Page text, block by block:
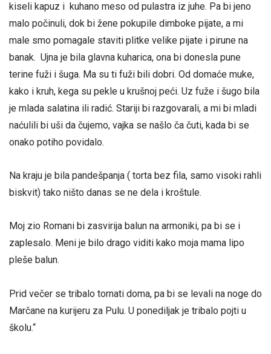
kiseli kapuz i kuhano meso od pulastra iz juhe. Pa bi jeno
malo počinuli, dok bi žene pokupile dimboke pijate, a mi
male smo pomagale staviti plitke velike pijate i pirune na
banak. Ujna je bila glavna kuharica, ona bi donesla pune
terine fuži i šuga. Ma su ti fuži bili dobri. Od domaće muke,
kako i kruh, kega su pekle u krušnoj peći. Uz fuže i šugo bila
je mlada salatina ili radić. Stariji bi razgovarali, a mi bi mladi
naćulili bi uši da čujemo, vajka se našlo ča čuti, kada bi se
onako potiho povidalo.
Na kraju je bila pandešpanja ( torta bez fila, samo visoki rahli
biskvit) tako ništo danas se ne dela i kroštule.
Moj zio Romani bi zasvirija balun na armoniki, pa bi se i
zaplesalo. Meni je bilo drago viditi kako moja mama lipo
pleše balun.
Prid večer se tribalo tornati doma, pa bi se levali na noge do
Marčane na kurijeru za Pulu. U ponediljak je tribalo pojti u
školu.“